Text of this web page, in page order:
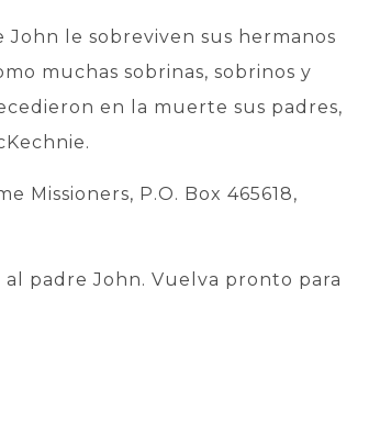
le sobreviven sus hermanos
muchas sobrinas, sobrinos y
en la muerte sus padres,
Missioners, P.O. Box 465618,
padre John. Vuelva pronto para